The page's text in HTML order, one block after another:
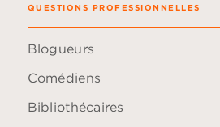
QUESTIONS PROFESSIONNELLES
Blogueurs
Comédiens
Bibliothécaires